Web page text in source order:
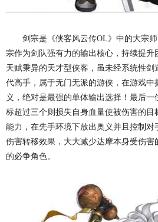
剑宗是《侠客风云传OL》中的大宗
宗作为剑队强有力的输出核心，持续提升
天赋秉异的天才型侠客，虽未经系统性
代高手，属于无门无派的游侠，在游戏中
义，绝对是最强的单体输出选择！最后一
标超过三个则损失自身血量使被伤害的目
能力，在先手环境下放出奥义并且控制对
伤害转移效果，大大减少达摩本身受伤害
的必争角色。